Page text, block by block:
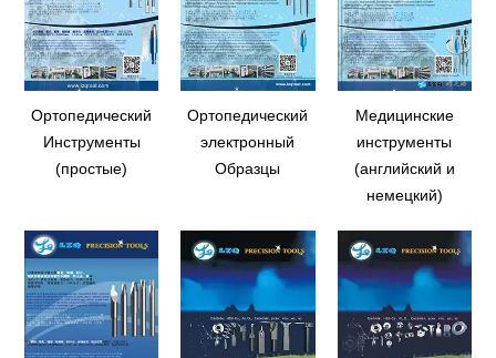
Ортопедический
Инструменты
(простые)
Ортопедический
электронный
Образцы
Медицинские
инструменты
(английский и
немецкий)